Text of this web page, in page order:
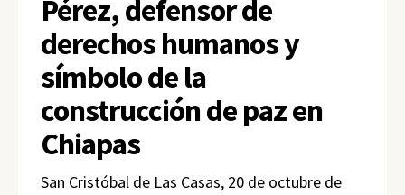
Pérez, defensor de
derechos humanos y
símbolo de la
construcción de paz en
Chiapas
San Cristóbal de Las Casas, 20 de octubre de